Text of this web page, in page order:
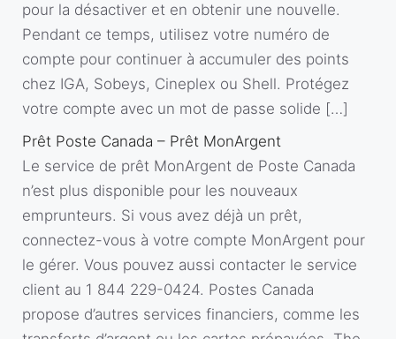
pour la désactiver et en obtenir une nouvelle.
Pendant ce temps, utilisez votre numéro de
compte pour continuer à accumuler des points
chez IGA, Sobeys, Cineplex ou Shell. Protégez
votre compte avec un mot de passe solide […]
Prêt Poste Canada – Prêt MonArgent
Le service de prêt MonArgent de Poste Canada
n’est plus disponible pour les nouveaux
emprunteurs. Si vous avez déjà un prêt,
connectez-vous à votre compte MonArgent pour
le gérer. Vous pouvez aussi contacter le service
client au 1 844 229-0424. Postes Canada
propose d’autres services financiers, comme les